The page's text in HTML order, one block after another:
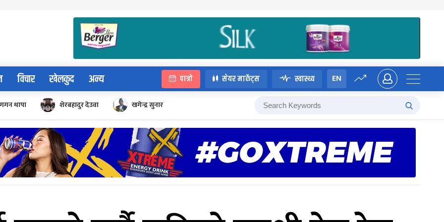
विचार खेलकुद अन्य पात्रो सेयर मार्केट्स स्वास्थ्य EN
गगन थापा शेरबहादुर देउवा खगेन्द्र सुनार